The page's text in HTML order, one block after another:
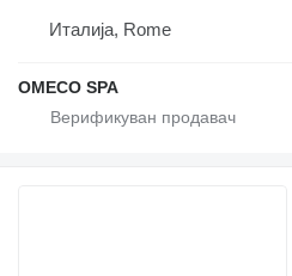
Италија, Rome
OMECO SPA